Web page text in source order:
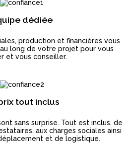
dédiée
production et financières vous
long de votre projet pour vous
et vous conseiller.
tout inclus
sans surprise. Tout est inclus, de
aux charges sociales ainsi
et de logistique.